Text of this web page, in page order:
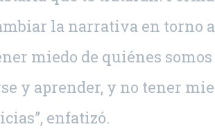
la narrativa en torno
miedo de quiénes somos
y aprender, y no tener
enfatizó.